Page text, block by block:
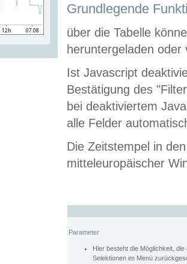
Grundlegende
über die Tabelle
heruntergeladen oder
Ist Javascript
Bestätigung des
bei deaktiviertem
alle Felder
Die Zeitstempel in
mitteleuropäischer
Parameter
Hier besteht die Möglichkeit,
Selektionen im Menü